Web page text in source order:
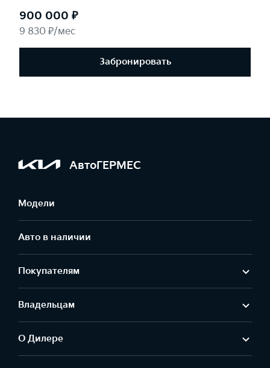
900 000 ₽
9 830 ₽/мес
Забронировать
АвтоГЕРМЕС
Модели
Авто в наличии
Покупателям
Владельцам
О Дилере